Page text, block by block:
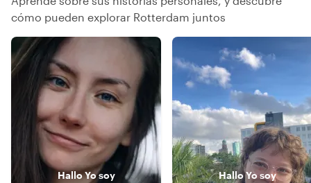
cómo pueden explorar Rotterdam juntos
HalloYo soy HalloYo soy